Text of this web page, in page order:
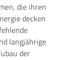
die ihren
decken
langjährige
der